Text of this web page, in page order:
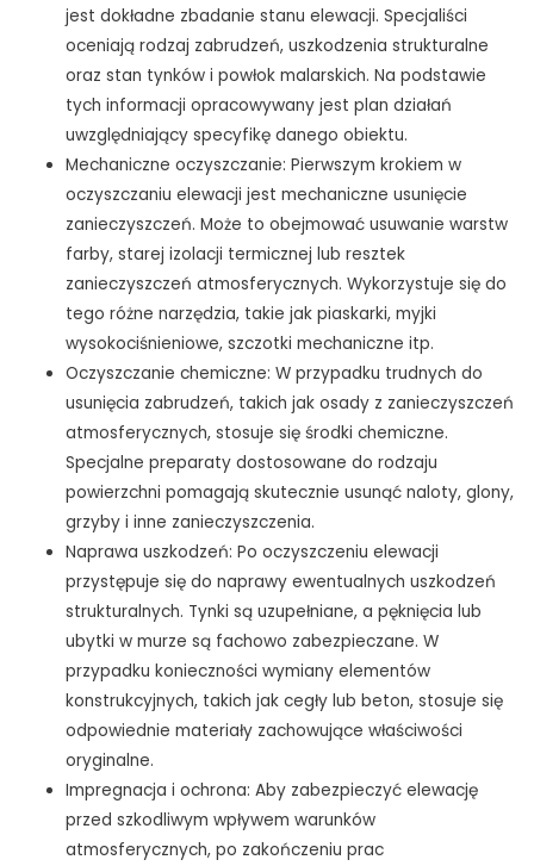
jest dokładne zbadanie stanu elewacji. Specjaliści
oceniają rodzaj zabrudzeń, uszkodzenia strukturalne
oraz stan tynków i powłok malarskich. Na podstawie
tych informacji opracowywany jest plan działań
uwzględniający specyfikę danego obiektu.
Mechaniczne oczyszczanie: Pierwszym krokiem w
oczyszczaniu elewacji jest mechaniczne usunięcie
zanieczyszczeń. Może to obejmować usuwanie warstw
farby, starej izolacji termicznej lub resztek
zanieczyszczeń atmosferycznych. Wykorzystuje się do
tego różne narzędzia, takie jak piaskarki, myjki
wysokociśnieniowe, szczotki mechaniczne itp.
Oczyszczanie chemiczne: W przypadku trudnych do
usunięcia zabrudzeń, takich jak osady z zanieczyszczeń
atmosferycznych, stosuje się środki chemiczne.
Specjalne preparaty dostosowane do rodzaju
powierzchni pomagają skutecznie usunąć naloty, glony,
grzyby i inne zanieczyszczenia.
Naprawa uszkodzeń: Po oczyszczeniu elewacji
przystępuje się do naprawy ewentualnych uszkodzeń
strukturalnych. Tynki są uzupełniane, a pęknięcia lub
ubytki w murze są fachowo zabezpieczane. W
przypadku konieczności wymiany elementów
konstrukcyjnych, takich jak cegły lub beton, stosuje się
odpowiednie materiały zachowujące właściwości
oryginalne.
Impregnacja i ochrona: Aby zabezpieczyć elewację
przed szkodliwym wpływem warunków
atmosferycznych, po zakończeniu prac